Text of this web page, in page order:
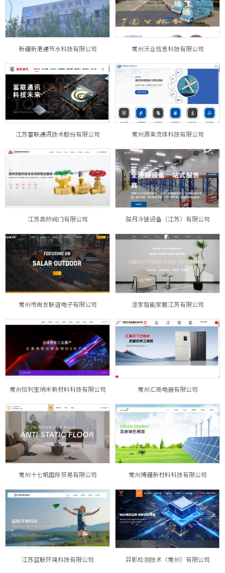
新疆新港通节水科技有限公司 常州沃业信息科技有限公司
江苏富联通讯技术股份有限公司 常州源奥流体科技有限公司
江苏高桥阀门有限公司 骏月冷链设备（江苏）有限公司
常州市尚友联谊电子有限公司 澄家智能家居江苏有限公司
常州恒利宝纳米新材料科技有限公司 常州汇商电器有限公司
常州十七帆国际贸易有限公司 常州博疆新材料科技有限公司
江苏蓝联环境科技有限公司 羿影检测技术（常州）有限公司